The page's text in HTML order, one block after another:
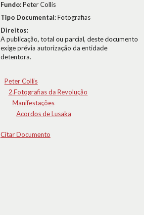
Fundo:Peter Collis
Tipo Documental:Fotografias
Direitos:
A publicação, total ou parcial, deste documento
exige prévia autorização da entidade
detentora.
Peter Collis
2.Fotografias da Revolução
Manifestações
Acordos de Lusaka
Citar Documento